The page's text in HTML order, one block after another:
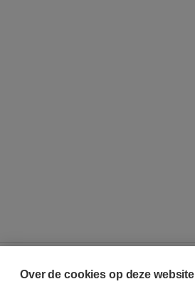
Over de cookies op deze website